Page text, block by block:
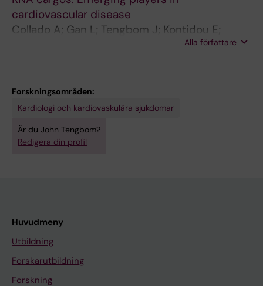
cardiovascular disease
Collado A; Gan L; Tengbom J; Kontidou E;
Alla författare
Forskningsområden:
Kardiologi och kardiovaskulära sjukdomar
Är du John Tengbom?
Redigera din profil
Huvudmeny
Utbildning
Forskarutbildning
Forskning